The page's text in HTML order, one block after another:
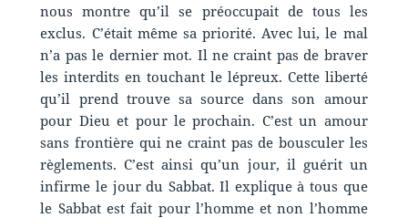
nous montre qu’il se préoccupait de tous les
exclus. C’était même sa priorité. Avec lui, le mal
n’a pas le dernier mot. Il ne craint pas de braver
les interdits en touchant le lépreux. Cette liberté
qu’il prend trouve sa source dans son amour
pour Dieu et pour le prochain. C’est un amour
sans frontière qui ne craint pas de bousculer les
règlements. C’est ainsi qu’un jour, il guérit un
infirme le jour du Sabbat. Il explique à tous que
le Sabbat est fait pour l’homme et non l’homme